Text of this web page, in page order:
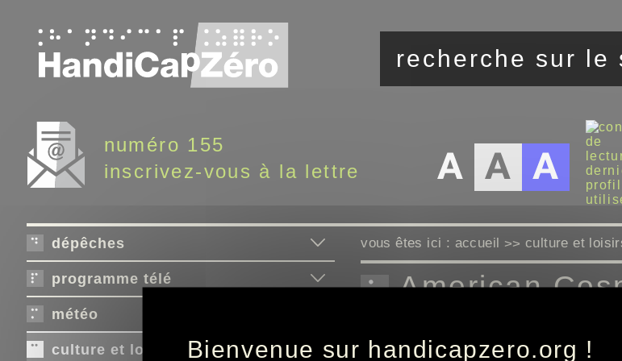
numéro 155
inscrivez-vous à la lettre
dépêches
programme télé
météo
culture et loisirs
vous êtes ici : accueil >>culture et
American
Bienvenue sur handicapzero.org !